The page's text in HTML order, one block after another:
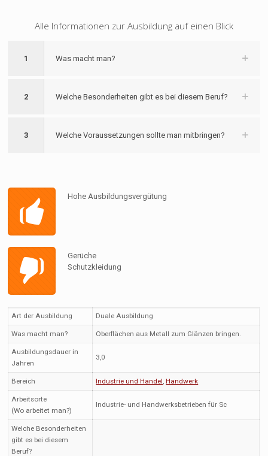
Alle Informationen zur Ausbildung auf einen Blick
1 Was macht man?
2 Welche Besonderheiten gibt es bei diesem Beruf?
3 Welche Voraussetzungen sollte man mitbringen?
Hohe Ausbildungsvergütung
Gerüche
Schutzkleidung
Art der Ausbildung Duale Ausbildung
Was macht man? Oberflächen aus Metall zum Glänzen bringen.
Ausbildungsdauer in
Jahren
3,0
Bereich Industrie und Handel,Handwerk
Arbeitsorte
(Wo arbeitet man?)
Industrie- und Handwerksbetrieben für Sc
Welche Besonderheiten
gibt es bei diesem
Beruf?